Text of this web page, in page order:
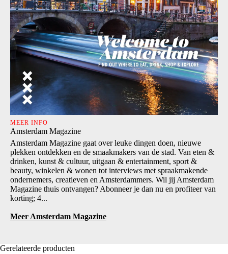
MEER INFO
Amsterdam Magazine
Amsterdam Magazine gaat over leuke dingen doen, nieuwe
plekken ontdekken en de smaakmakers van de stad. Van eten &
drinken, kunst & cultuur, uitgaan & entertainment, sport &
beauty, winkelen & wonen tot interviews met spraakmakende
ondernemers, creatieven en Amsterdammers. Wil jij Amsterdam
Magazine thuis ontvangen? Abonneer je dan nu en profiteer van
korting; 4...
Meer Amsterdam Magazine
Gerelateerde producten